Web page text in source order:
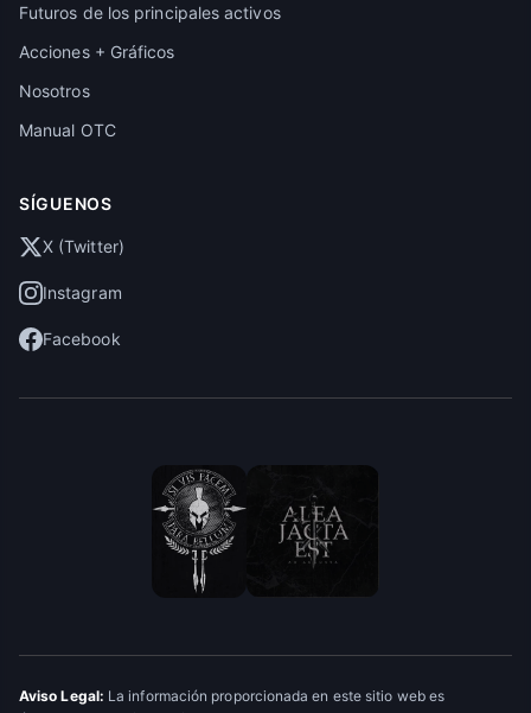
Futuros de los principales activos
Acciones + Gráficos
Nosotros
Manual OTC
SÍGUENOS
X (Twitter)
Instagram
Facebook
Aviso Legal: La información proporcionada en este sitio web es